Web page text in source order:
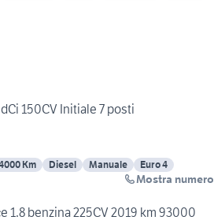
150CV Initiale 7 posti
Km Diesel Manuale
Euro 4
Mostra numero
1.8 benzina 225CV 2019 km 93000